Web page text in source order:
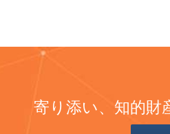
寄り添い、知的財